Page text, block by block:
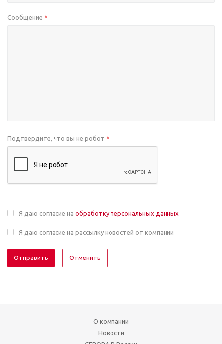
Сообщение *
Подтвердите, что вы не робот *
Я даю согласие на обработку персональных данных
Я даю согласие на рассылку новостей от компании
Отменить
О компании
Новости